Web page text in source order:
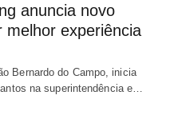
anuncia novo
melhor experiência
Bernardo do Campo, inicia
na superintendência e…